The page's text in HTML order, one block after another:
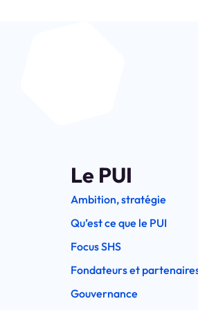
Le PUI
Ambition, stratégie
Qu’est ce que le PUI
Focus SHS
Fondateurs et
Gouvernance